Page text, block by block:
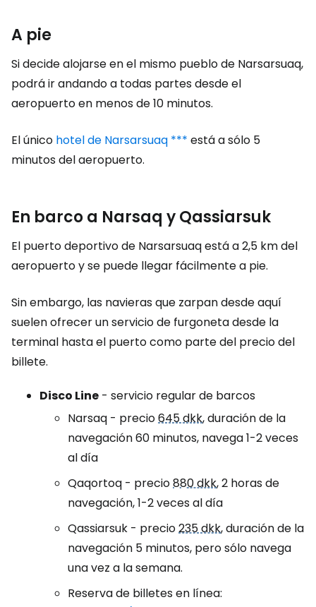
A pie
Si decide alojarse en el mismo pueblo de Narsarsuaq,
podrá ir andando a todas partes desde el
aeropuerto en menos de 10 minutos.
El único hotel de Narsarsuaq *** está a sólo 5
minutos del aeropuerto.
En barco a Narsaq y Qassiarsuk
El puerto deportivo de Narsarsuaq está a 2,5 km del
aeropuerto y se puede llegar fácilmente a pie.
Sin embargo, las navieras que zarpan desde aquí
suelen ofrecer un servicio de furgoneta desde la
terminal hasta el puerto como parte del precio del
billete.
Disco Line - servicio regular de barcos
Narsaq - precio645 dkk, duración de la
navegación 60 minutos, navega 1-2 veces
al día
Qaqortoq - precio880 dkk, 2 horas de
navegación, 1-2 veces al día
Qassiarsuk - precio235 dkk, duración de la
navegación 5 minutos, pero sólo navega
una vez a la semana.
Reserva de billetes en línea: